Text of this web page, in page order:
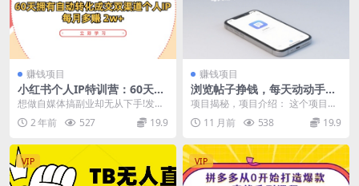
赚钱项目
小红书个人IP特训营：60天拥
有 自动转化成交双渠道个人I
想做自媒体搞副业却无从下手!发了
视频却不变现?是你方法错了!! 课程
目录 01....
2 年前 527 19.9
赚钱项目
浏览帖子挣钱，每天动动手指
几十米，有手机就能做
项目揭秘，项目介绍： 这个项目的
原理就是看广告浏览帖子挣钱，真
实靠谱平台，从去年...
11 月前 538 19.9
VIP VIP